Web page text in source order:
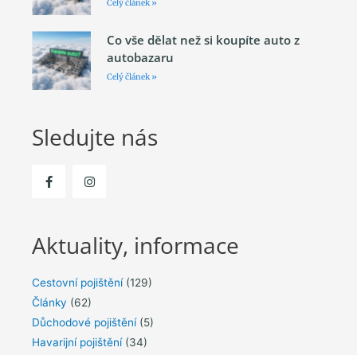
Celý článek »
Co vše dělat než si koupíte auto z
autobazaru
Celý článek »
Sledujte nás
Aktuality, informace
Cestovní pojištění(129)
Články (62)
Důchodové pojištění(5)
Havarijní pojištění(34)